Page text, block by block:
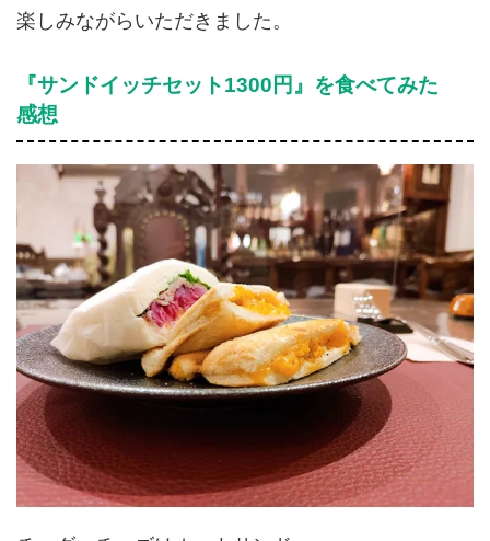
楽しみながらいただきました。
『サンドイッチセット1300円』を食べてみた
感想